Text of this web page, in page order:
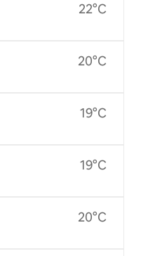
22°C
20°C
19°C
19°C
20°C